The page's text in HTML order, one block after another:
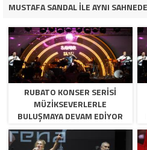
RUBATO KONSER SERISI
MÜZIKSEVERLERLE
BULUŞMAYA DEVAM EDIYOR